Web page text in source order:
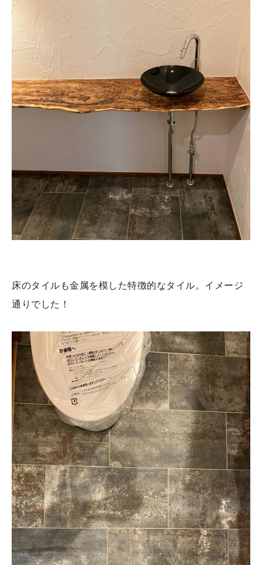
床のタイルも金属を模した特徴的なタイル。イメージ
通りでした！